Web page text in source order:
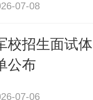
07-08
校招生面试体
公布
07-06